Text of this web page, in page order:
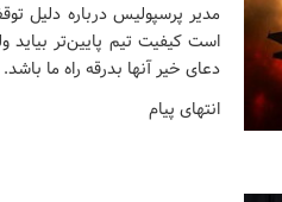
مدیر پرسپولیس درباره دلیل
است کیفیت تیم پایین‌تر بیاید
دعای خیر آنها بدرقه راه ما باشد.
انتهای پیام